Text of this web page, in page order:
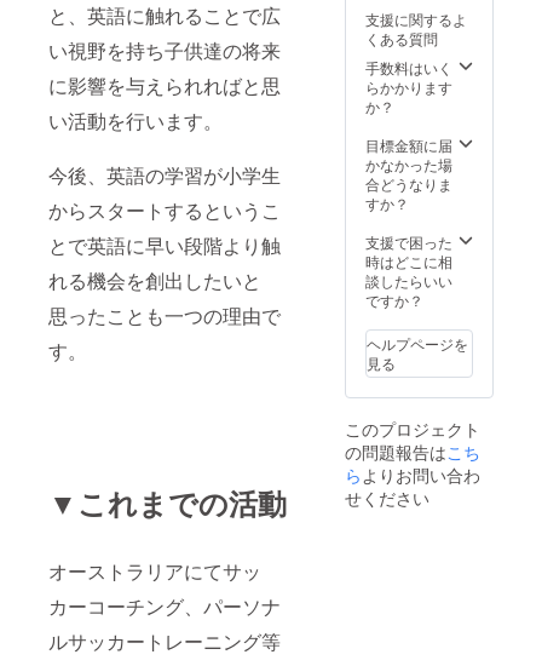
と、英語に触れることで広
い視野を持ち子供達の将来
に影響を与えられればと思
い活動を行います。
今後、英語の学習が小学生
からスタートするというこ
とで英語に早い段階より触
れる機会を創出したいと
思ったことも一つの理由で
す。
▼これまでの活動
オーストラリアにてサッ
カーコーチング、パーソナ
ルサッカートレーニング等
ていま
すが、
遠方に
より宿
泊費が
る際は
負担し
ていた
だくこ
ざいま
す。 ・
場所 日
本全国
させて
いただ
きます
が、上
ように
遠方に
より宿
泊が生
じる際
支援に関するよ
くある質問
手数料はいく
らかかります
か？
目標金額に届
かなかった場
合どうなりま
すか？
支援で困った
時はどこに相
談したらいい
ですか？
ヘルプページを
見る
このプロジェクト
の問題報告はこち
らよりお問い合わ
せください